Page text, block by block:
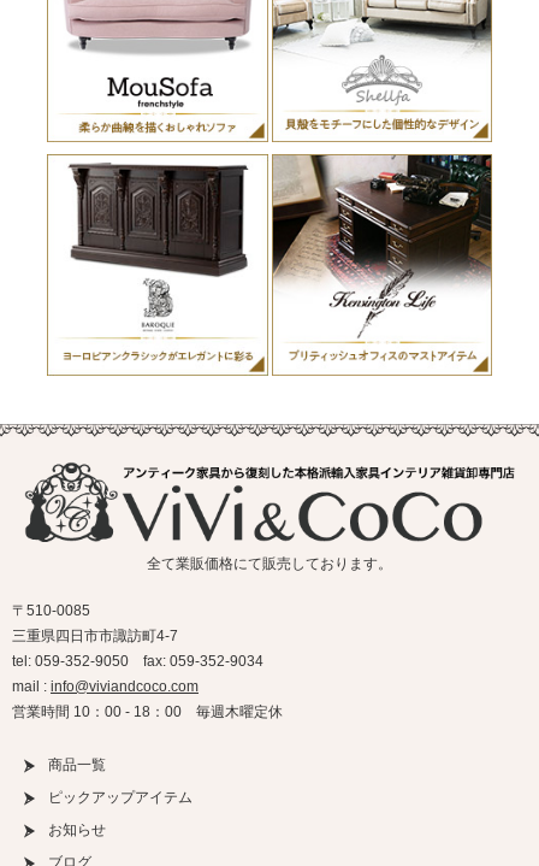
全て業販価格にて販売しております。
〒510-0085
三重県四日市市諏訪町4-7
tel: 059-352-9050 fax: 059-352-9034
mail : info@viviandcoco.com
営業時間 10：00 - 18：00 毎週木曜定休
商品一覧
ピックアップアイテム
お知らせ